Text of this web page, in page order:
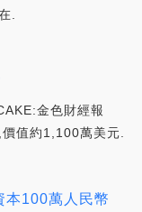
.
金色財經報
值約1,100萬美元.
本100萬人民幣